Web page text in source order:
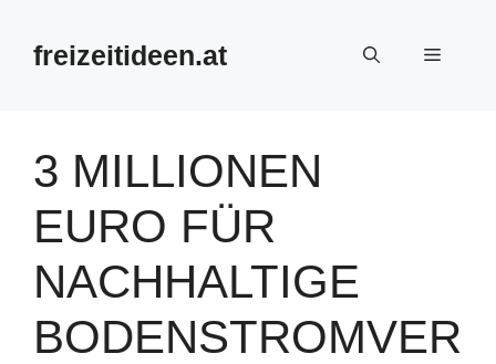
Inhalt
springenfreizeitideen.at Menü
3 MILLIONEN
EURO FÜR
NACHHALTIGE
BODENSTROMVER